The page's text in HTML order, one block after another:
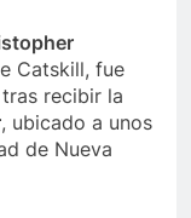
Catskill, fue
recibir la
, ubicado a unos
de Nueva